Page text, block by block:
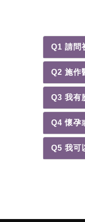
Q1 請問
Q2 施作
Q3 我有
Q4 懷孕
Q5 我可